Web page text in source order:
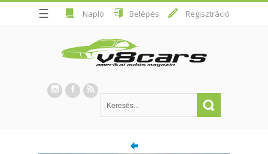
☰ Napló Belépés Regisztráció